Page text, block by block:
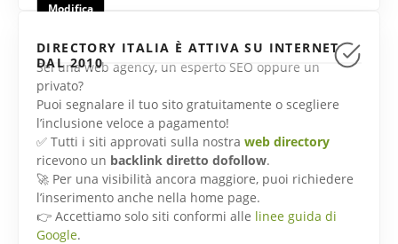
Modifica
DIRECTORY ITALIA È ATTIVA SU INTERNET
DAL 2010
Sei una web agency, un esperto SEO oppure un
privato?
Puoi segnalare il tuo sito gratuitamente o scegliere
l’inclusione veloce a pagamento!
✅ Tutti i siti approvati sulla nostra web directory
ricevono un backlink diretto dofollow.
🚀 Per una visibilità ancora maggiore, puoi richiedere
l’inserimento anche nella home page.
👉 Accettiamo solo siti conformi alle linee guida di
Google.